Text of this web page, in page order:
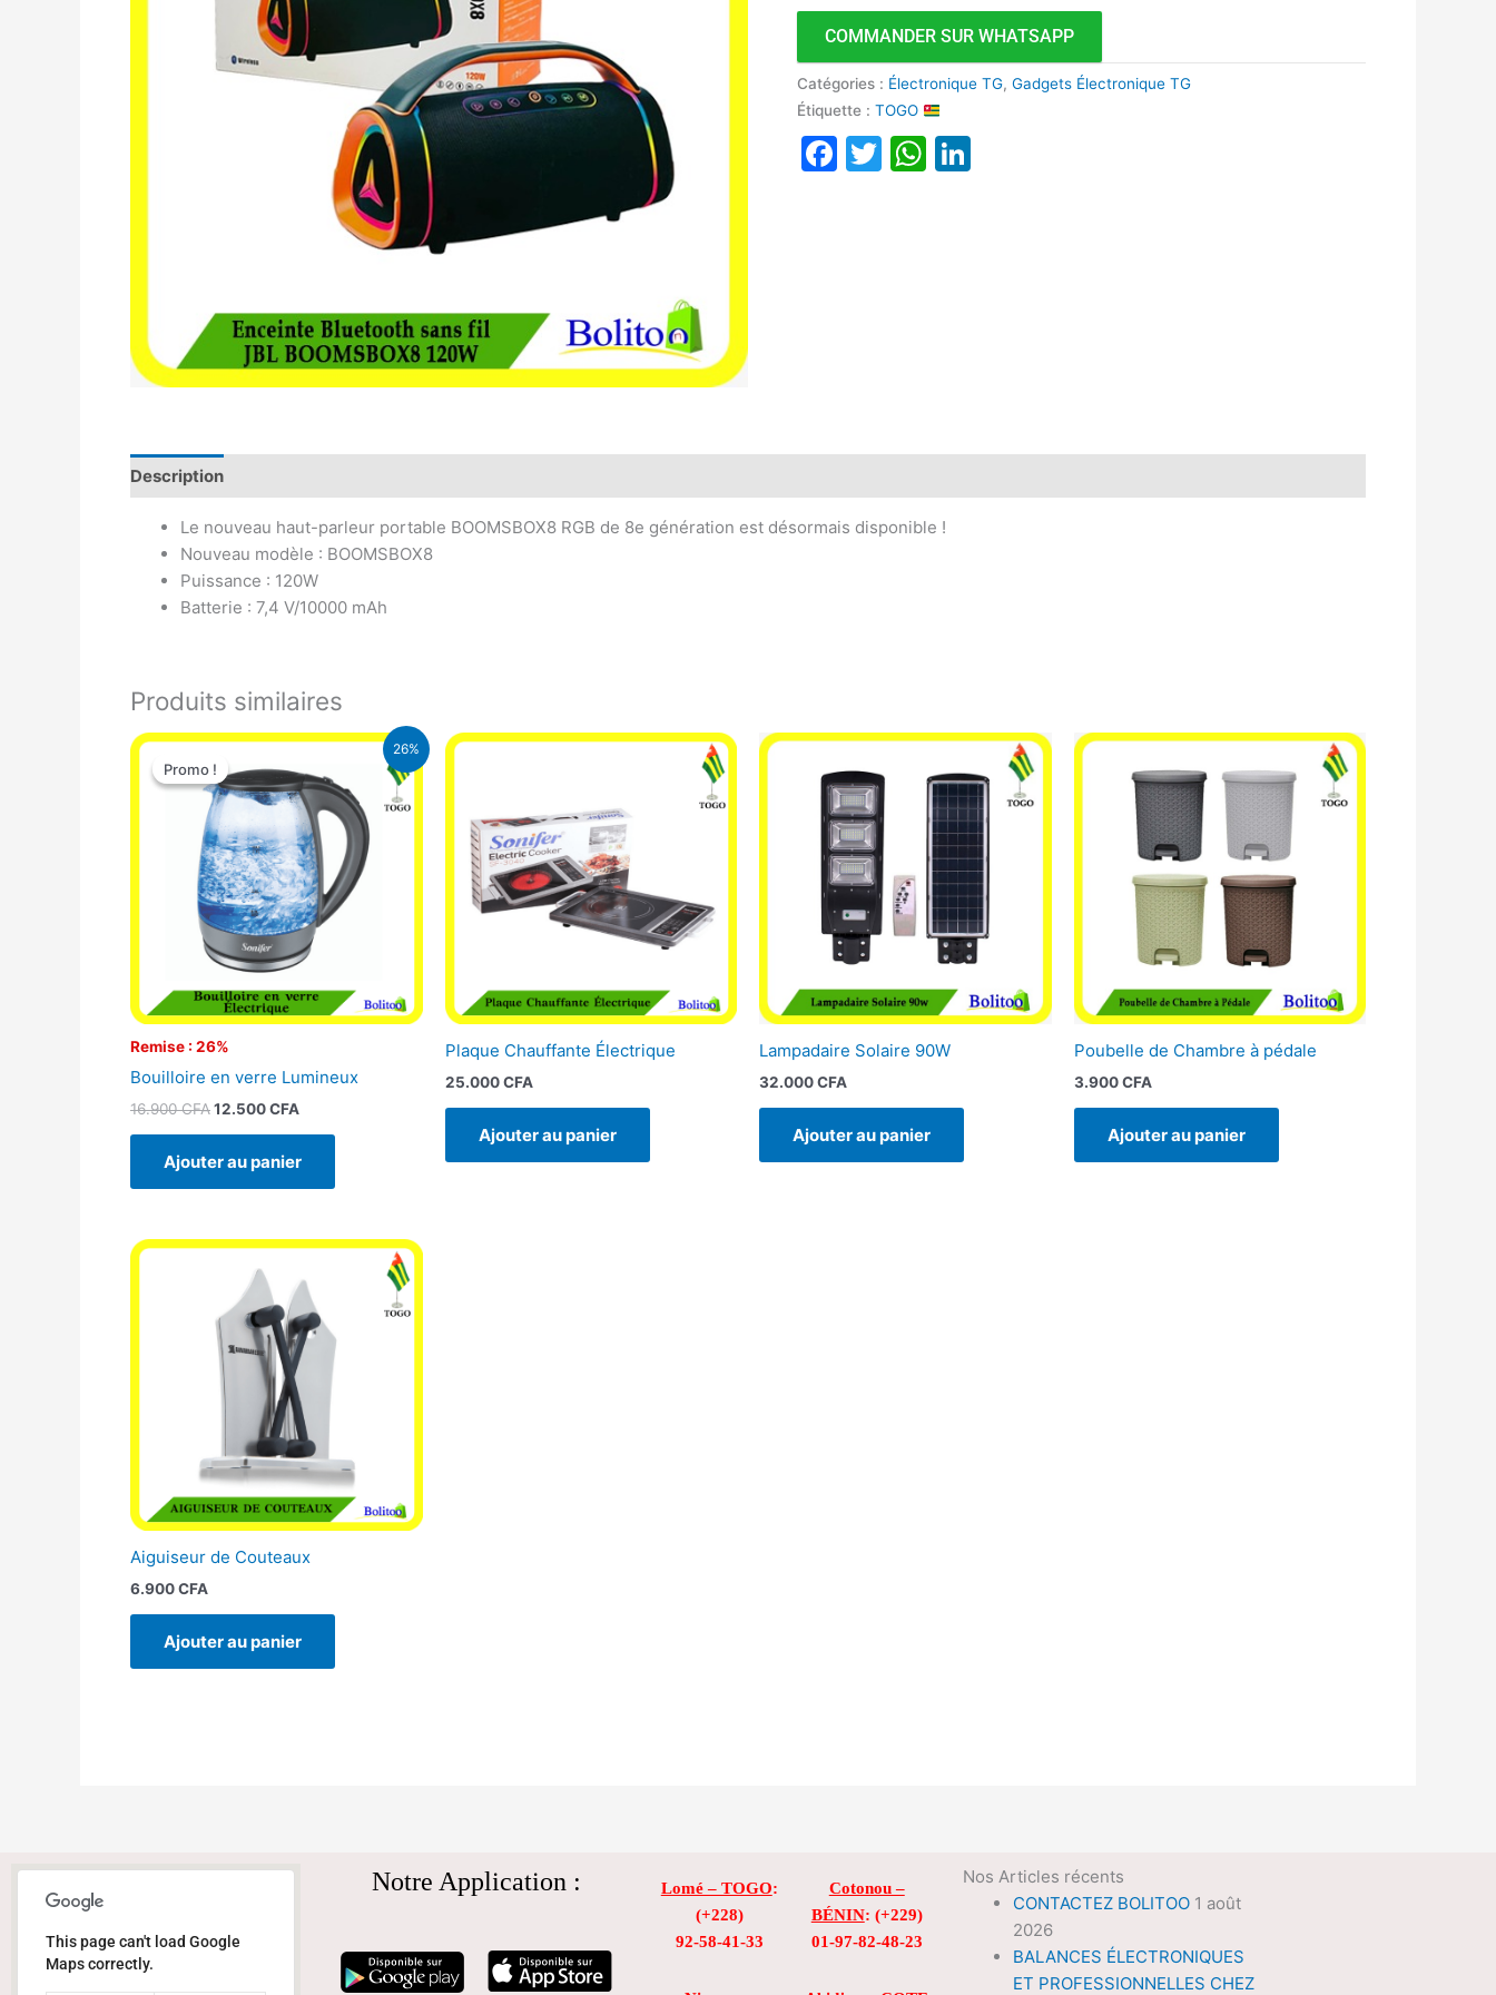
COMMANDER SUR WHATSAPP
Catégories : Électronique TG,Gadgets Électronique TG
Étiquette :TOGO
Facebook
TwitterWhatsApp
Description
Le nouveau haut-parleur portable BOOMSBOX8 RGB de 8e génération est désormais disponible !
Nouveau modèle : BOOMSBOX8
Puissance : 120W
Batterie : 7,4 V/10000 mAh
Produits similaires
26%
Promo !
Remise : 26%
Promo !
Bouilloire en verre Lumineux
16.900CFA
Le
initial
était :
16.900 CFA.
12.500CFA
Le
actuel
est :
12.500 CFA.
Ajouter au panier
Plaque Chauffante Électrique
25.000CFA
Ajouter au panier
Lampadaire Solaire 90W
32.000CFA
Ajouter au panier
Poubelle de Chambre à pédale
3.900CFA
Ajouter au panier
Aiguiseur de Couteaux
6.900CFA
Ajouter au panier
This page can't load Google
Maps correctly.
Notre Application : Lomé – TOGO:
(+228)
92-58-41-33
Cotonou –
BÉNIN: (+229)
01-97-82-48-23
Nos Articles récents
CONTACTEZ BOLITOO 1 août
2026
BALANCES ÉLECTRONIQUES
ET PROFESSIONNELLES CHEZ